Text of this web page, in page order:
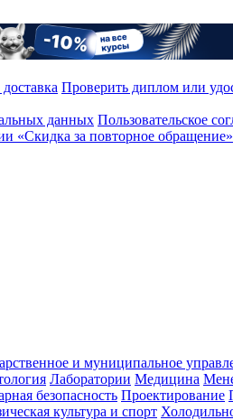
Проверить диплом или
данных Пользовательское
«Скидка за повторное обращение»
и муниципальное
Лаборатории Медицина
безопасность Проектирование
культура и спорт